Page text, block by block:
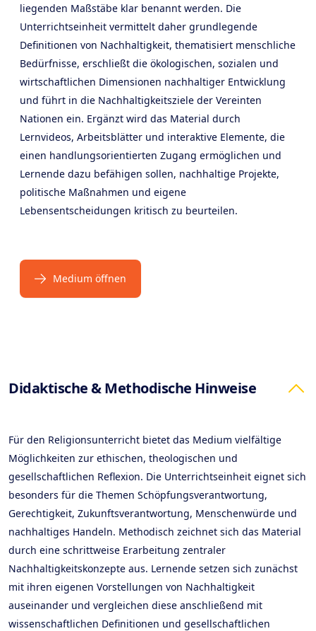
liegenden Maßstäbe klar benannt werden. Die
Unterrichtseinheit vermittelt daher grundlegende
Definitionen von Nachhaltigkeit, thematisiert menschliche
Bedürfnisse, erschließt die ökologischen, sozialen und
wirtschaftlichen Dimensionen nachhaltiger Entwicklung
und führt in die Nachhaltigkeitsziele der Vereinten
Nationen ein. Ergänzt wird das Material durch
Lernvideos, Arbeitsblätter und interaktive Elemente, die
einen handlungsorientierten Zugang ermöglichen und
Lernende dazu befähigen sollen, nachhaltige Projekte,
politische Maßnahmen und eigene
Lebensentscheidungen kritisch zu beurteilen.
Medium öffnen
Products
Didaktische & Methodische Hinweise
Für den Religionsunterricht bietet das Medium vielfältige
Möglichkeiten zur ethischen, theologischen und
gesellschaftlichen Reflexion. Die Unterrichtseinheit eignet sich
besonders für die Themen Schöpfungsverantwortung,
Gerechtigkeit, Zukunftsverantwortung, Menschenwürde und
nachhaltiges Handeln. Methodisch zeichnet sich das Material
durch eine schrittweise Erarbeitung zentraler
Nachhaltigkeitskonzepte aus. Lernende setzen sich zunächst
mit ihren eigenen Vorstellungen von Nachhaltigkeit
auseinander und vergleichen diese anschließend mit
wissenschaftlichen Definitionen und gesellschaftlichen